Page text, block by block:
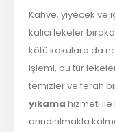
Kahve, yiyecek ve
kalıcı lekeler
kötü kokulara da
işlemi, bu tür
temizler ve ferah
yıkama hizmeti ile
arındırılmakla